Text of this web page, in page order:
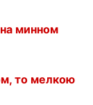
минном
то мелкою